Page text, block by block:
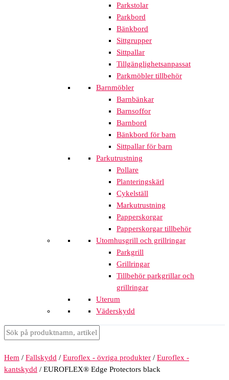
Parkstolar
Parkbord
Bänkbord
Sittgrupper
Sittpallar
Tillgänglighetsanpassat
Parkmöbler tillbehör
Barnmöbler
Barnbänkar
Barnsoffor
Barnbord
Bänkbord för barn
Sittpallar för barn
Parkutrustning
Pollare
Planteringskärl
Cykelställ
Markutrustning
Papperskorgar
Papperskorgar tillbehör
Utomhusgrill och grillringar
Parkgrill
Grillringar
Tillbehör parkgrillar och
grillringar
Uterum
Väderskydd
Hem / Fallskydd / Euroflex - övriga produkter / Euroflex -
kantskydd / EUROFLEX® Edge Protectors black